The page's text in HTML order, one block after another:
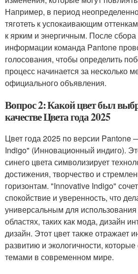
Например, в период
тяготеть к успокаивающим
к ярким и энергичным. После
информации команда Pantone
голосования, чтобы определить
процесс начинается за несколько
официального объявления.
Вопрос 2: Какой цвет был
качестве Цвета года 2025
Цвет года 2025 по версии Pantone
Indigo" (Инновационный индиго).
синего цвета символизирует
достижения, творчество и
горизонтам. "Innovative Indigo"
спокойствие и уверенность, что
универсальным для
областях, таких как мода, дизайн
дизайн. Этот цвет также отражает
развитию и экологичности,
темами в современном мире.